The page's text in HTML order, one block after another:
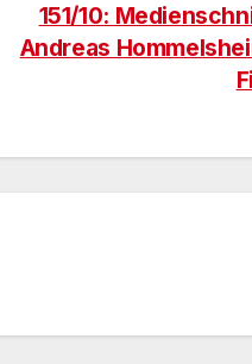
151/10:
Andreas